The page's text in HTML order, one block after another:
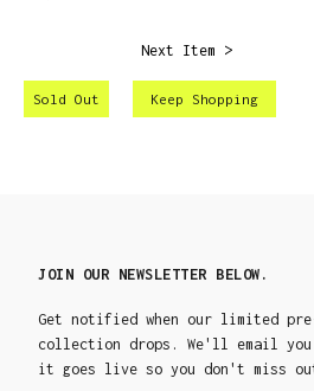
Sold Out
Next Item >
Keep Shopping
JOIN OUR NEWSLETTER BELOW.
Get notified when our limited
collection drops. We'll email you
it goes live so you don't miss